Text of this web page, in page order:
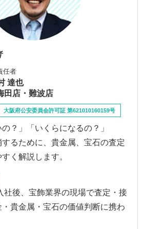
任者
達也
田店・難波店
大阪府公安委員会許可証 第621010160159号
の？」「いくらになるの？」
るために、貴金属、宝石の査定
く解説します。
社後、宝飾業界の現場で査定・接
貴金属・宝石の価値判断に携わ